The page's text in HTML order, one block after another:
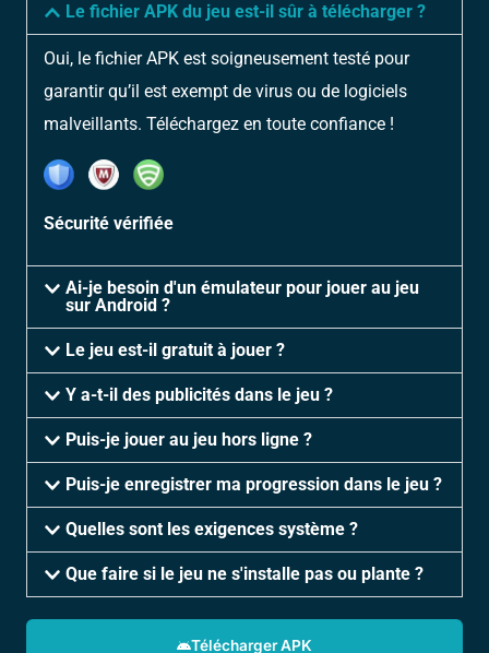
Le fichier APK du jeu est-il sûr à télécharger ?
Oui, le fichier APK est soigneusement testé pour
garantir qu’il est exempt de virus ou de logiciels
malveillants. Téléchargez en toute confiance !
Sécurité vérifiée
Ai-je besoin d'un émulateur pour jouer au jeu
sur Android ?
Le jeu est-il gratuit à jouer ?
Y a-t-il des publicités dans le jeu ?
Puis-je jouer au jeu hors ligne ?
Puis-je enregistrer ma progression dans le jeu ?
Quelles sont les exigences système ?
Que faire si le jeu ne s'installe pas ou plante ?
Télécharger APK